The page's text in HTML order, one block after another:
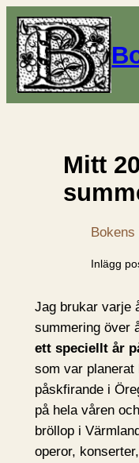
Mitt
Inlägg
Jag brukar varje
summering över
ett speciellt år
som var
påskfirande i
på hela våren
bröllop i
operor,